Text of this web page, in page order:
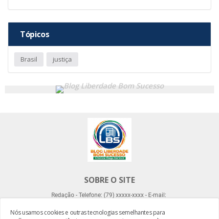
Tópicos
Brasil justiça
SOBRE O SITE
Redação - Telefone: (79) xxxxx-xxxx - E-mail:
Nós usamos cookies e outras tecnologias semelhantes para